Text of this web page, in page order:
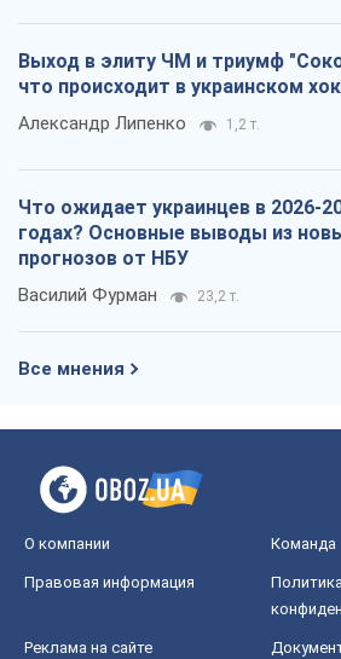
Выход в элиту ЧМ и триумф
что происходит в украинском
Александр Липенко 1,2 т.
Что ожидает украинцев в 2026-
годах? Основные выводы из
прогнозов от НБУ
Василий Фурман 23,2 т.
Все мнения
О компании Команда
Правовая информация
Политика
Реклама на сайте